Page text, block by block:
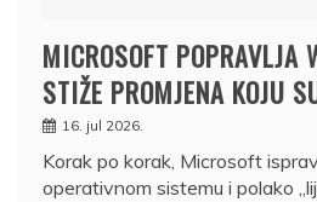
MICROSOFT POPRAVLJA
STIŽE PROMJENA KOJU
16. jul 2026.
Korak po korak, Microsoft
operativnom sistemu i polako